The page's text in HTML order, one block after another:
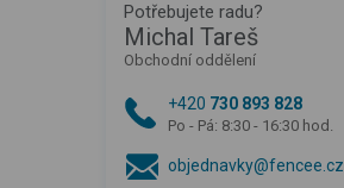
Potřebujete radu?
Michal Tareš
Obchodní oddělení
+420 730 893 828
Po - Pá: 8:30 - 16:30 hod.
objednavky@fencee.cz